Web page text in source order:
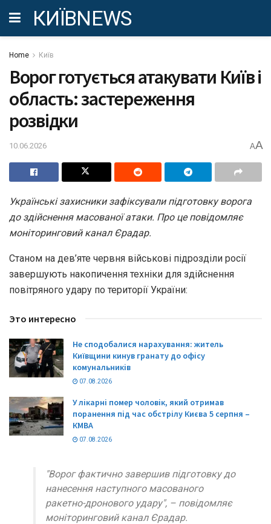
КИЇВNEWS
Home Київ
Ворог готується атакувати Київ і
область: застереження
розвідки
10.06.2026 AA
Українські захисники зафіксували підготовку ворога
до здійснення масованої атаки. Про це повідомляє
моніторинговий канал Єрадар.
Станом на дев’яте червня військові підрозділи росії
завершують накопичення техніки для здійснення
повітряного удару по території України:
Это интересно
Не сподобалися нарахування: житель
Київщини кинув гранату до офісу
комунальників
07.08.2026
У лікарні помер чоловік, який отримав
поранення під час обстрілу Києва 5 серпня –
КМВА
07.08.2026
"Ворог фактично завершив підготовку до
нанесення наступного масованого
ракетно-дронового удару", – повідомляє
моніторинговий канал Єрадар.